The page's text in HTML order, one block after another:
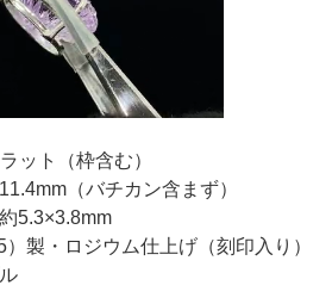
ット（枠含む）
（バチカン含まず）
5.3×3.8mm
製・ロジウム仕上げ（刻印入り）